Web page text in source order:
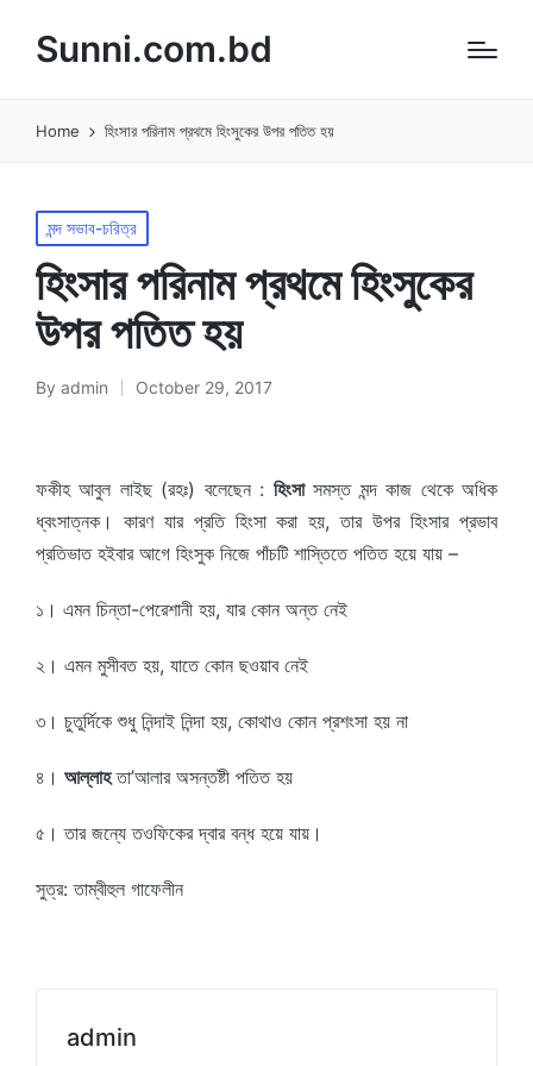
Sunni.com.bd
Home হিংসার পরিনাম প্রথমে হিংসুকের উপর পতিত হয়
Posted
in
মন্দ সভাব-চরিত্র
হিংসার পরিনাম প্রথমে হিংসুকের
উপর পতিত হয়
Posted
By admin October 29, 2017
ফকীহ আবুল লাইছ (রহঃ) বলেছেন : হিংসাসমস্ত মন্দ কাজ থেকে অধিক
ধ্বংসাত্নক। কারণ যার প্রতি হিংসা করা হয়, তার উপর হিংসার প্রভাব
প্রতিভাত হইবার আগে হিংসুক নিজে পাঁচটি শাস্তিতে পতিত হয়ে যায় –
১। এমন চিন্তা-পেরেশানী হয়, যার কোন অন্ত নেই
২। এমন মুসীবত হয়, যাতে কোন ছওয়াব নেই
৩। চুতুর্দিকে শুধু নিন্দাই নিন্দা হয়, কোথাও কোন প্রশংসা হয় না
৪। আল্লাহতা’আলার অসন্তষ্টী পতিত হয়
৫। তার জন্যে তওফিকের দ্বার বন্ধ হয়ে যায়।
সুত্র: তাম্বীহুল গাফেলীন
admin